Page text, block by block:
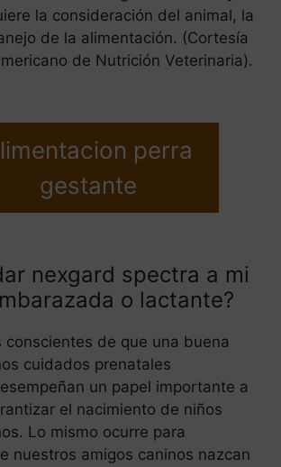
la consideración del animal, la
de la alimentación. (Cortesía
de Nutrición Veterinaria).
perra
gestante
nexgard spectra a mi
o lactante?
conscientes de que una buena
cuidados prenatales
un papel importante a
el nacimiento de niños
Lo mismo ocurre para
nuestros amigos caninos nazcan